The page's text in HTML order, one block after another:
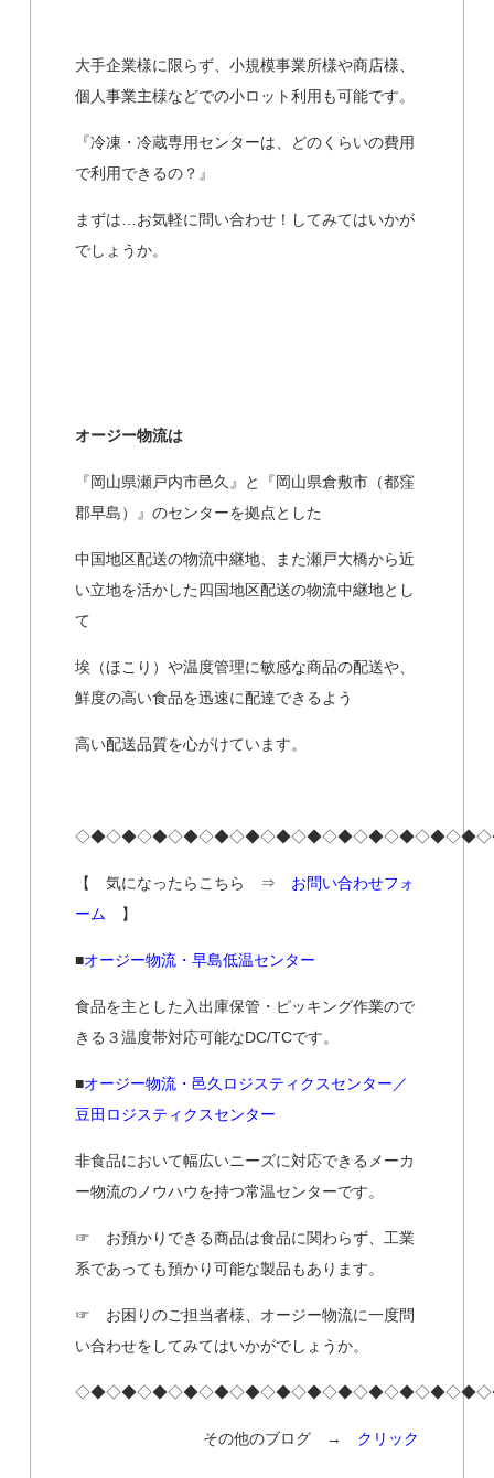
大手企業様に限らず、小規模事業所様や商店様、
個人事業主様などでの小ロット利用も可能です。
『冷凍・冷蔵専用センターは、どのくらいの費用
で利用できるの？』
まずは…お気軽に問い合わせ！してみてはいかが
でしょうか。
オージー物流は
『岡山県瀬戸内市邑久』と『岡山県倉敷市（都窪
郡早島）』のセンターを拠点とした
中国地区配送の物流中継地、また瀬戸大橋から近
い立地を活かした四国地区配送の物流中継地とし
て
埃（ほこり）や温度管理に敏感な商品の配送や、
鮮度の高い食品を迅速に配達できるよう
高い配送品質を心がけています。
【 気になったらこちら ⇒ お問い合わせフォ
ーム 】
■オージー物流・早島低温センター
食品を主とした入出庫保管・ピッキング作業ので
きる３温度帯対応可能なDC/TCです。
■オージー物流・邑久ロジスティクスセンター／
豆田ロジスティクスセンター
非食品において幅広いニーズに対応できるメーカ
ー物流のノウハウを持つ常温センターです。
☞ お預かりできる商品は食品に関わらず、工業
系であっても預かり可能な製品もあります。
☞ お困りのご担当者様、オージー物流に一度問
い合わせをしてみてはいかがでしょうか。
その他のブログ → クリック